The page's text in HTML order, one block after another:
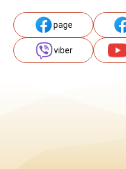
page
viber